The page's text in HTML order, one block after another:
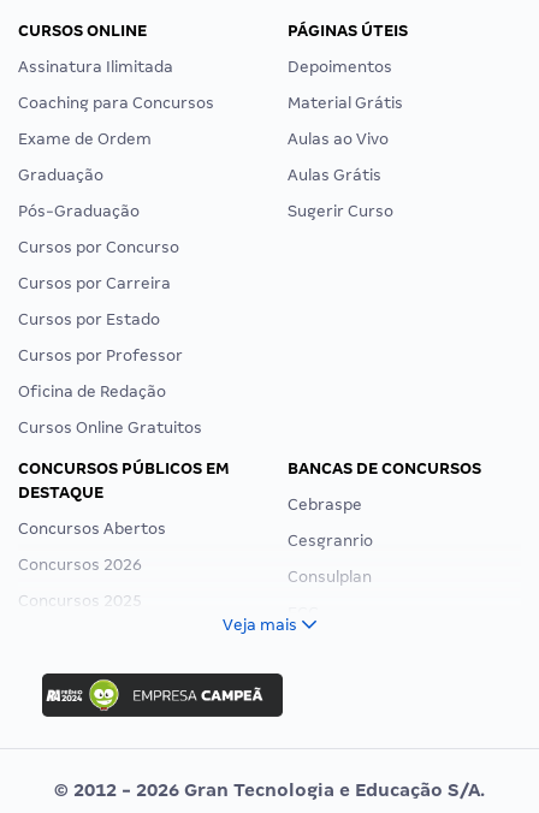
CURSOS ONLINE
Assinatura Ilimitada
Coaching para Concursos
Exame de Ordem
Graduação
Pós-Graduação
Cursos por Concurso
Cursos por Carreira
Cursos por Estado
Cursos por Professor
Oficina de Redação
Cursos Online Gratuitos
PÁGINAS ÚTEIS
Depoimentos
Material Grátis
Aulas ao Vivo
Aulas Grátis
Sugerir Curso
CONCURSOS PÚBLICOS EM
DESTAQUE
Concursos Abertos
Concursos 2026
Concursos 2025
Concurso Ibama
Concurso MPU
Editais publicados
BANCAS DE CONCURSOS
Cebraspe
Cesgranrio
Consulplan
Vunesp
Veja mais
© 2012 - 2026 Gran Tecnologia e Educação S/A.